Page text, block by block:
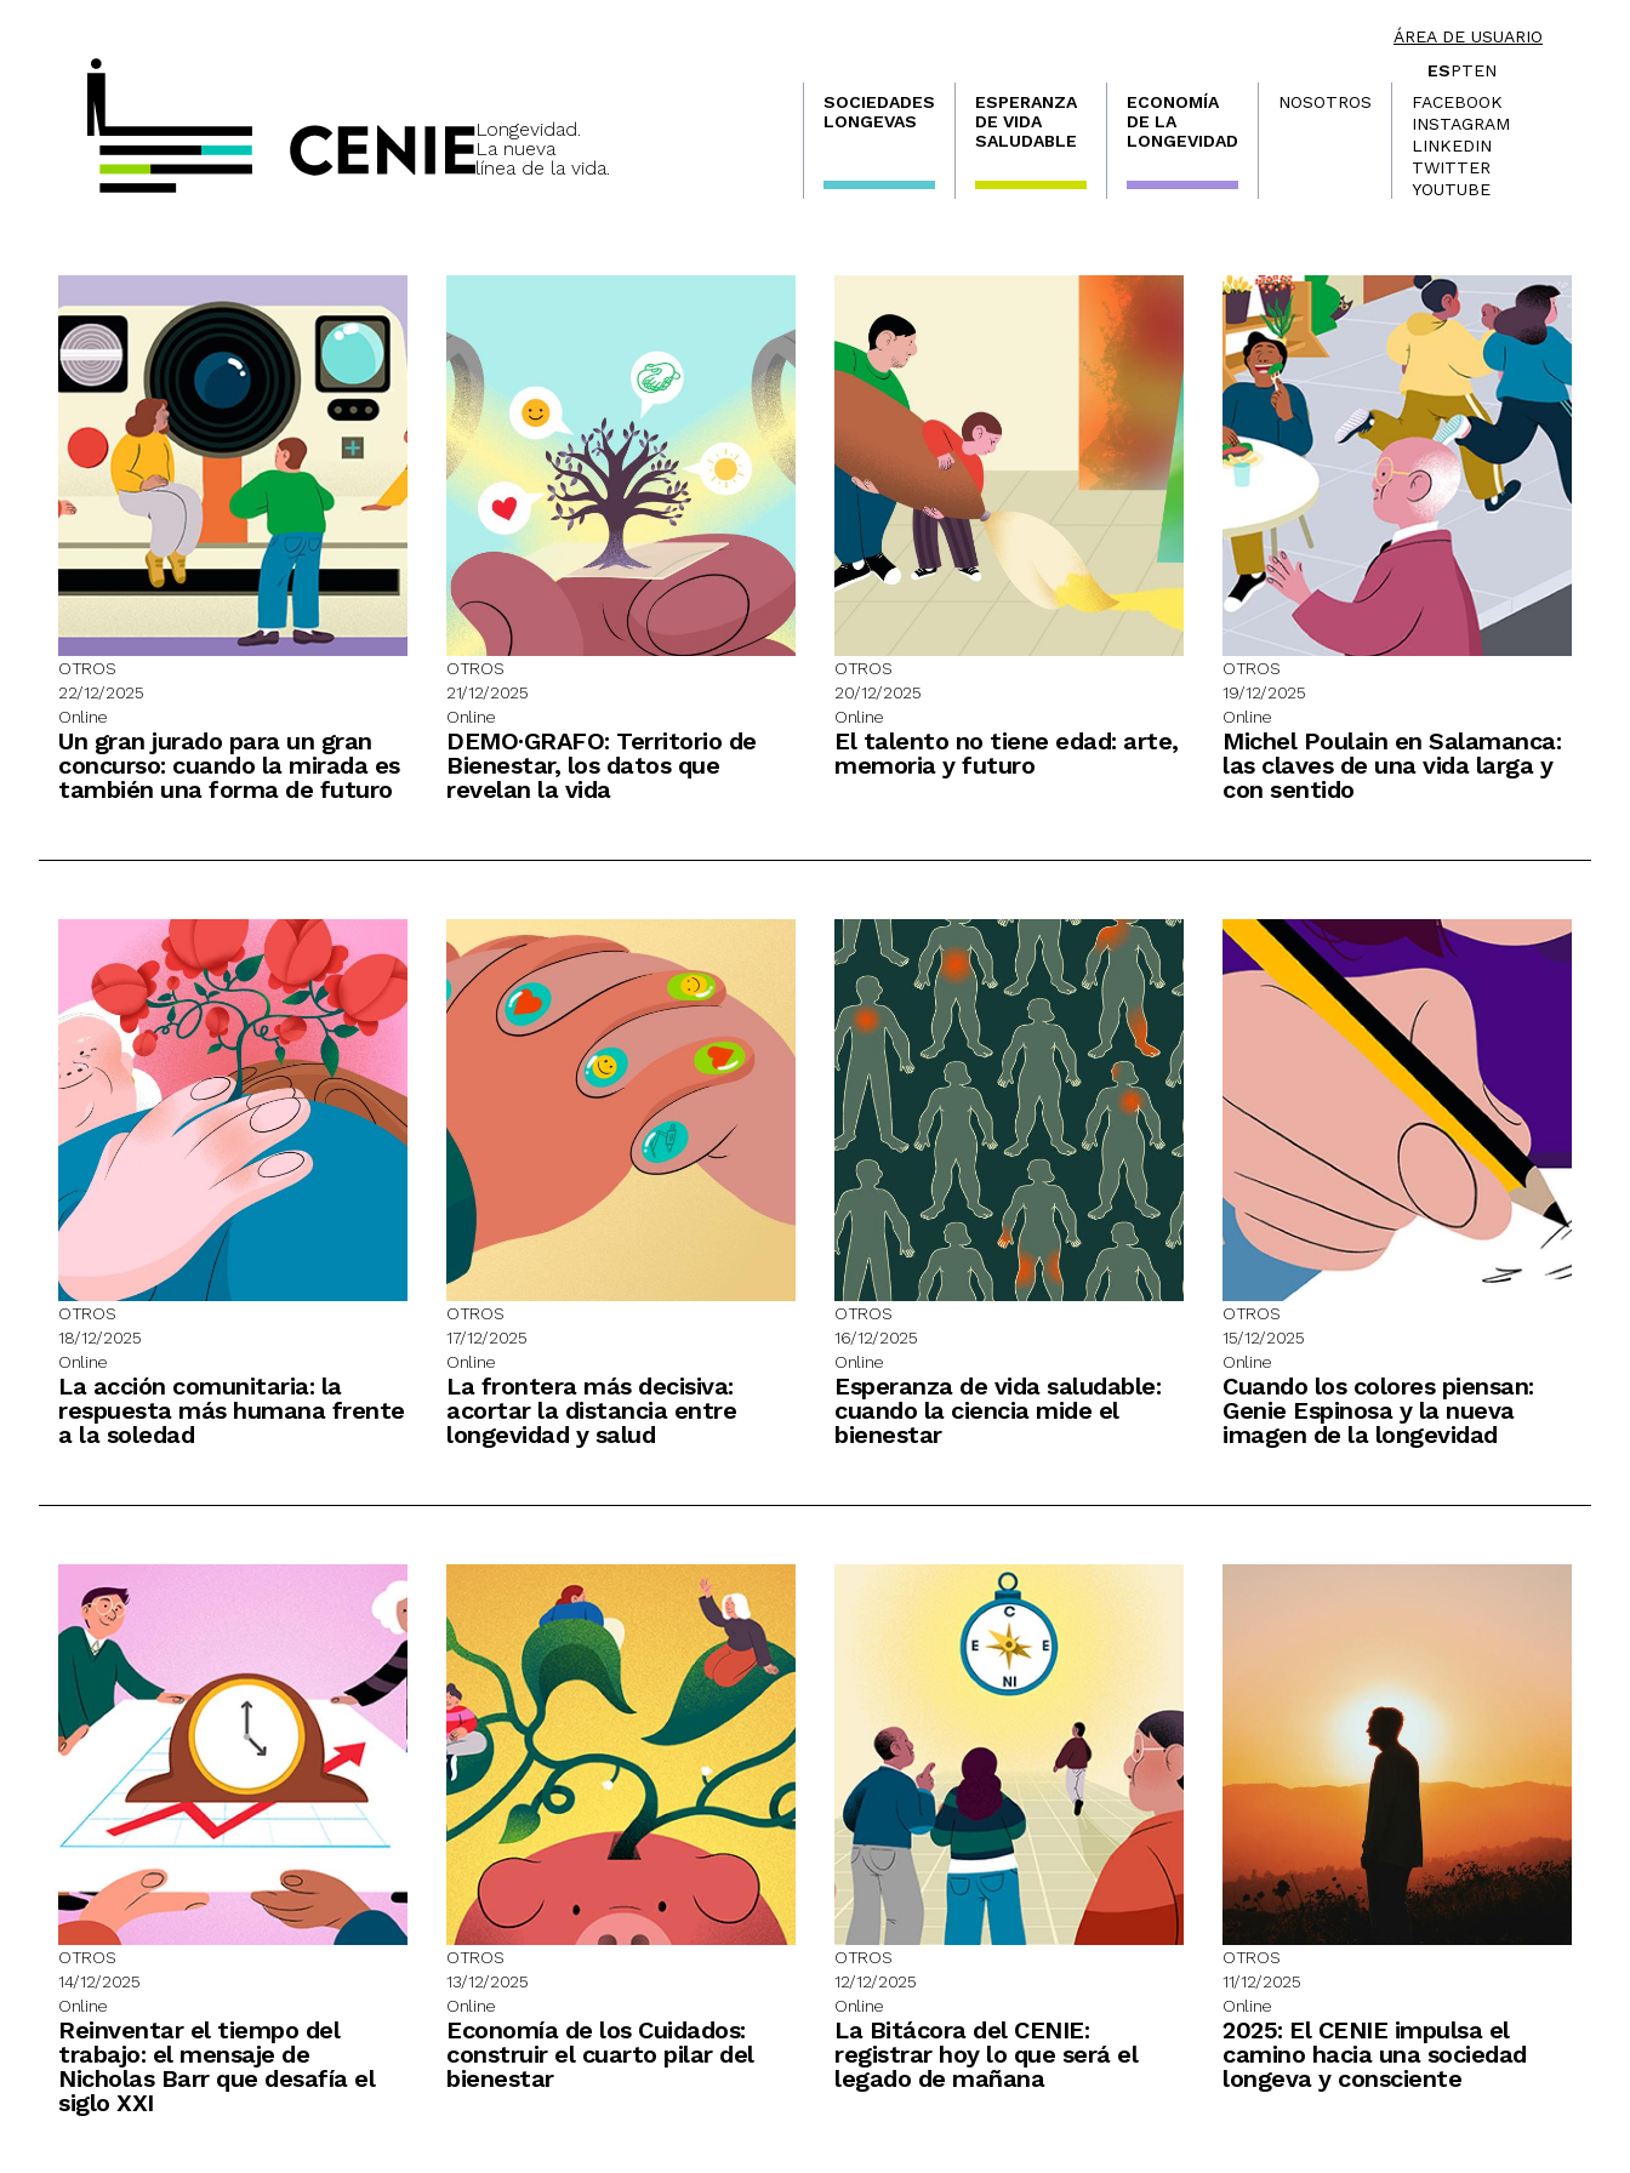
ÁREA DE USUARIO
Longevidad.
La nueva
línea de la vida.
ESPTEN
Navegación
principal
SOCIEDADES
LONGEVAS
ESPERANZA
DE VIDA
SALUDABLE
ECONOMÍA
DE LA
LONGEVIDAD
NOSOTROS
FACEBOOK
INSTAGRAM
LINKEDIN
TWITTER
YOUTUBE
OTROS
22/12/2025
Online
Un gran jurado para un gran
concurso: cuando la mirada es
también una forma de futuro
OTROS
21/12/2025
Online
DEMO·GRAFO: Territorio de
Bienestar, los datos que
revelan la vida
OTROS
20/12/2025
Online
El talento no tiene edad: arte,
memoria y futuro
OTROS
19/12/2025
Online
Michel Poulain en Salamanca:
las claves de una vida larga y
con sentido
OTROS
18/12/2025
Online
La acción comunitaria: la
respuesta más humana frente
a la soledad
OTROS
17/12/2025
Online
La frontera más decisiva:
acortar la distancia entre
longevidad y salud
OTROS
16/12/2025
Online
Esperanza de vida saludable:
cuando la ciencia mide el
bienestar
OTROS
15/12/2025
Online
Cuando los colores piensan:
Genie Espinosa y la nueva
imagen de la longevidad
OTROS
14/12/2025
Online
Reinventar el tiempo del
trabajo: el mensaje de
Nicholas Barr que desafía el
siglo XXI
OTROS
13/12/2025
Online
Economía de los Cuidados:
construir el cuarto pilar del
bienestar
OTROS
12/12/2025
Online
La Bitácora del CENIE:
registrar hoy lo que será el
legado de mañana
OTROS
11/12/2025
Online
2025: El CENIE impulsa el
camino hacia una sociedad
longeva y consciente